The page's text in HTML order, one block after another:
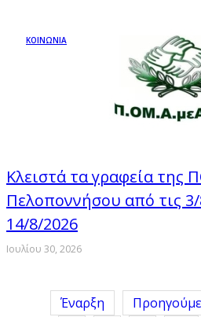
ΚΟΙΝΩΝΙΑ
Κλειστά τα γραφεία της
Πελοποννήσου από τις
14/8/2026
Ιουλίου 30, 2026
Έναρξη